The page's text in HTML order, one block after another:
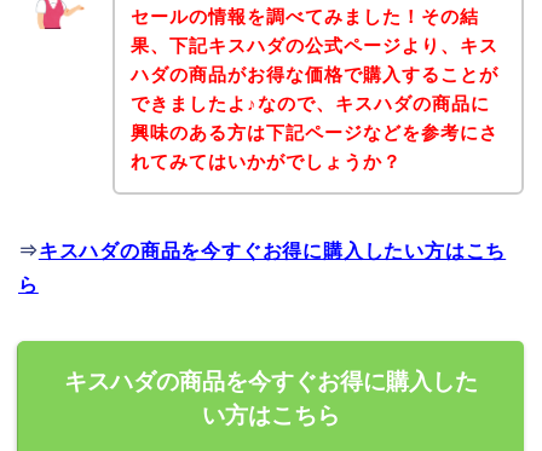
セールの情報を調べてみました！その結
果、下記キスハダの公式ページより、キス
ハダの商品がお得な価格で購入することが
できましたよ♪なので、キスハダの商品に
興味のある方は下記ページなどを参考にさ
れてみてはいかがでしょうか？
⇒キスハダの商品を今すぐお得に購入したい方はこち
ら
キスハダの商品を今すぐお得に購入した
い方はこちら